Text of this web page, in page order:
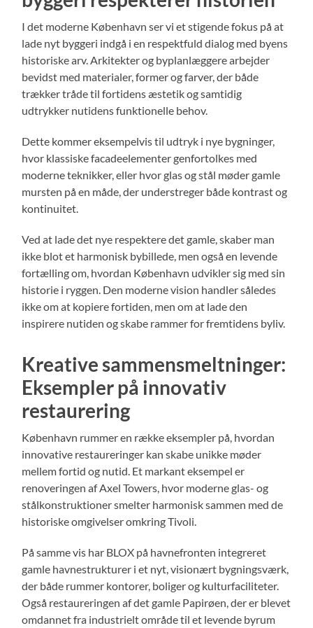
I det moderne København ser vi et stigende fokus på at
lade nyt byggeri indgå i en respektfuld dialog med byens
historiske arv. Arkitekter og byplanlæggere arbejder
bevidst med materialer, former og farver, der både
trækker tråde til fortidens æstetik og samtidig
udtrykker nutidens funktionelle behov.
Dette kommer eksempelvis til udtryk i nye bygninger,
hvor klassiske facadeelementer genfortolkes med
moderne teknikker, eller hvor glas og stål møder gamle
mursten på en måde, der understreger både kontrast og
kontinuitet.
Ved at lade det nye respektere det gamle, skaber man
ikke blot et harmonisk bybillede, men også en levende
fortælling om, hvordan København udvikler sig med sin
historie i ryggen. Den moderne vision handler således
ikke om at kopiere fortiden, men om at lade den
inspirere nutiden og skabe rammer for fremtidens byliv.
Kreative sammensmeltninger:
Eksempler på innovativ
restaurering
København rummer en række eksempler på, hvordan
innovative restaureringer kan skabe unikke møder
mellem fortid og nutid. Et markant eksempel er
renoveringen af Axel Towers, hvor moderne glas- og
stålkonstruktioner smelter harmonisk sammen med de
historiske omgivelser omkring Tivoli.
På samme vis har BLOX på havnefronten integreret
gamle havnestrukturer i et nyt, visionært bygningsværk,
der både rummer kontorer, boliger og kulturfaciliteter.
Også restaureringen af det gamle Papirøen, der er blevet
omdannet fra industrielt område til et levende byrum